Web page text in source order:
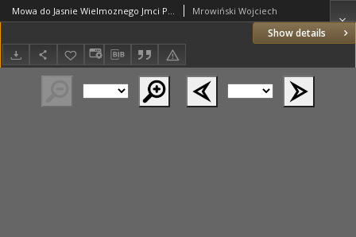
Show details
Mowa do Jasnie Wielmoznego Jmci Pana Zaremby, Wojewodztw Poznańskiego y Kaliskiego marszałka w dzień ofiarowaney mu laski przez Jmci xiędza Woyciecha Mrowinskiego K. P. S. M. K. Obozowego Kapellana, miana Mrowiński Wojciech